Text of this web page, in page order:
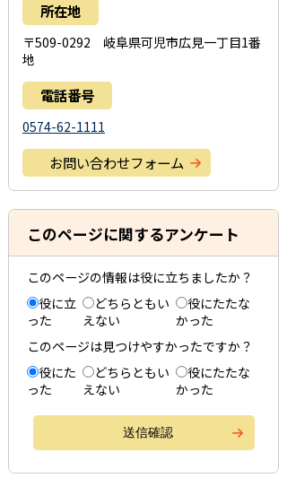
所在地
〒509-0292 岐阜県可児市広見一丁目1番
地
電話番号
0574-62-1111
お問い合わせフォーム
このページに関するアンケート
このページの情報は役に立ちましたか？
役に立
った
どちらともい
えない
役にたたな
かった
このページは見つけやすかったですか？
役にた
った
どちらともい
えない
役にたたな
かった